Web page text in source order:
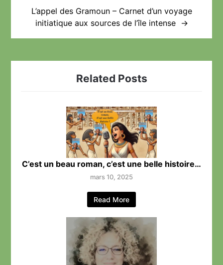
L’appel des Gramoun – Carnet d’un voyage
initiatique aux sources de l’île intense
Related Posts
C’est un beau roman, c’est une belle histoire…
mars 10, 2025
Read More